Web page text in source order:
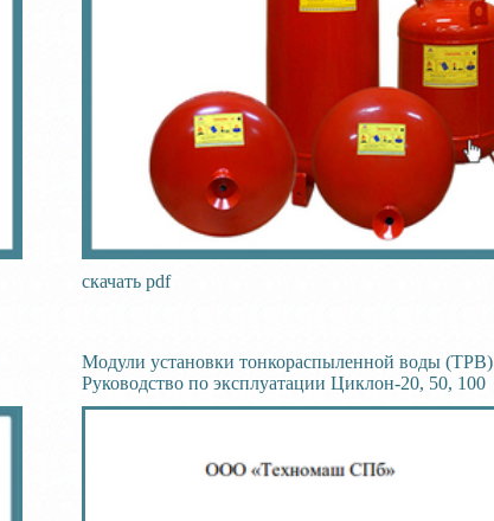
скачать pdf
Модули установки тонкораспыленной воды
Руководство по эксплуатации Циклон-20, 50, 100